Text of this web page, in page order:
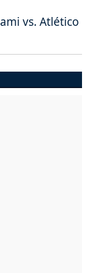
vs. Atlético